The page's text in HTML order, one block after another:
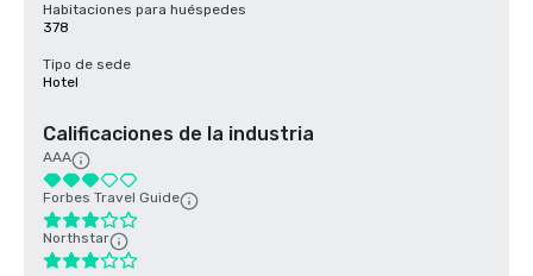
Habitaciones para huéspedes
378
Tipo de sede
Hotel
Calificaciones de la industria
AAA
Forbes Travel Guide
Northstar